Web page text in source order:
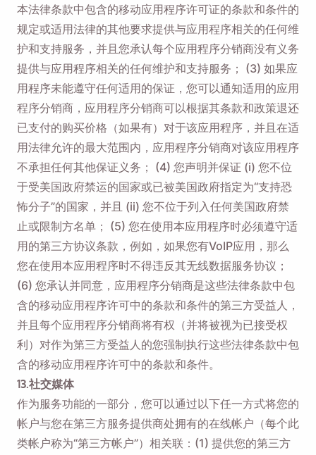
本法律条款中包含的移动应用程序许可证的条款和条件的
规定或适用法律的其他要求提供与应用程序相关的任何维
护和支持服务，并且您承认每个应用程序分销商没有义务
提供与应用程序相关的任何维护和支持服务； (3) 如果应
用程序未能遵守任何适用的保证，您可以通知适用的应用
程序分销商，应用程序分销商可以根据其条款和政策退还
已支付的购买价格（如果有）对于该应用程序，并且在适
用法律允许的最大范围内，应用程序分销商对该应用程序
不承担任何其他保证义务； (4) 您声明并保证 (i) 您不位
于受美国政府禁运的国家或已被美国政府指定为“支持恐
怖分子”的国家，并且 (ii) 您不位于列入任何美国政府禁
止或限制方名单； (5) 您在使用本应用程序时必须遵守适
用的第三方协议条款，例如，如果您有VoIP应用，那么
您在使用本应用程序时不得违反其无线数据服务协议；
(6) 您承认并同意，应用程序分销商是这些法律条款中包
含的移动应用程序许可中的条款和条件的第三方受益人，
并且每个应用程序分销商将有权（并将被视为已接受权
利）对作为第三方受益人的您强制执行这些法律条款中包
含的移动应用程序许可中的条款和条件。
13.社交媒体
作为服务功能的一部分，您可以通过以下任一方式将您的
帐户与您在第三方服务提供商处拥有的在线帐户（每个此
类帐户称为“第三方帐户”）相关联：(1) 提供您的第三方